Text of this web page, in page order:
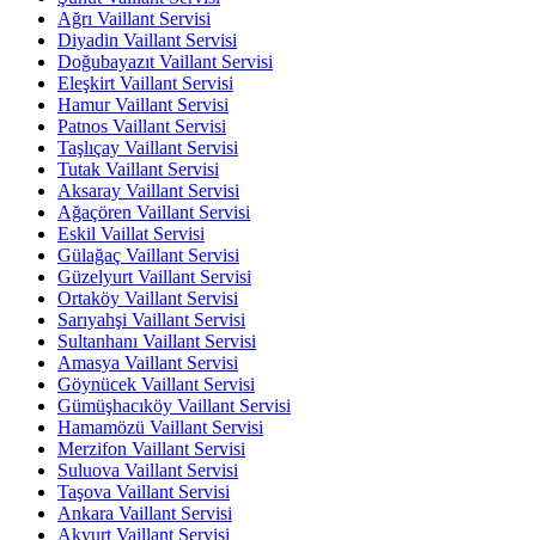
Ağrı Vaillant Servisi
Diyadin Vaillant Servisi
Doğubayazıt Vaillant Servisi
Eleşkirt Vaillant Servisi
Hamur Vaillant Servisi
Patnos Vaillant Servisi
Taşlıçay Vaillant Servisi
Tutak Vaillant Servisi
Aksaray Vaillant Servisi
Ağaçören Vaillant Servisi
Eskil Vaillat Servisi
Gülağaç Vaillant Servisi
Güzelyurt Vaillant Servisi
Ortaköy Vaillant Servisi
Sarıyahşi Vaillant Servisi
Sultanhanı Vaillant Servisi
Amasya Vaillant Servisi
Göynücek Vaillant Servisi
Gümüşhacıköy Vaillant Servisi
Hamamözü Vaillant Servisi
Merzifon Vaillant Servisi
Suluova Vaillant Servisi
Taşova Vaillant Servisi
Ankara Vaillant Servisi
Akyurt Vaillant Servisi